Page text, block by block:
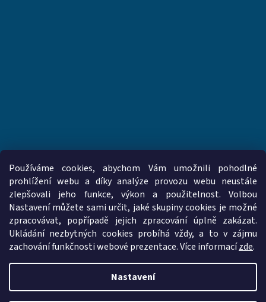
Používáme cookies, abychom Vám umožnili pohodlné
prohlížení webu a díky analýze provozu webu neustále
zlepšovali jeho funkce, výkon a použitelnost. Volbou
Nastavení můžete sami určit, jaké skupiny cookies je možné
zpracovávat, popřípadě jejich zpracování úplně zakázat.
Ukládání nezbytných cookies probíhá vždy, a to v zájmu
zachování funkčnosti webové prezentace. Více informacízde.
Nastavení
www.vzduchotechnika-ventilatory.cz www.palmat.cz
Vytvořil Shoptet